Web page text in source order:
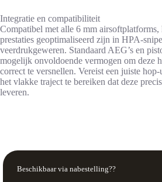
Integratie en compatibiliteit
Compatibel met alle 6 mm airsoftplatforms,
prestaties geoptimaliseerd zijn in HPA-
veerdrukgeweren. Standaard AEG’s en
mogelijk onvoldoende vermogen om deze
correct te versnellen. Vereist een juiste
het vlakke traject te bereiken dat deze
leveren.
Beschikbaar via nabestelling??